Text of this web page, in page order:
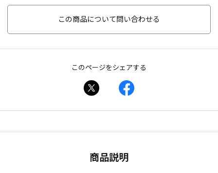
この商品について問い合わせる
このページをシェアする
商品説明